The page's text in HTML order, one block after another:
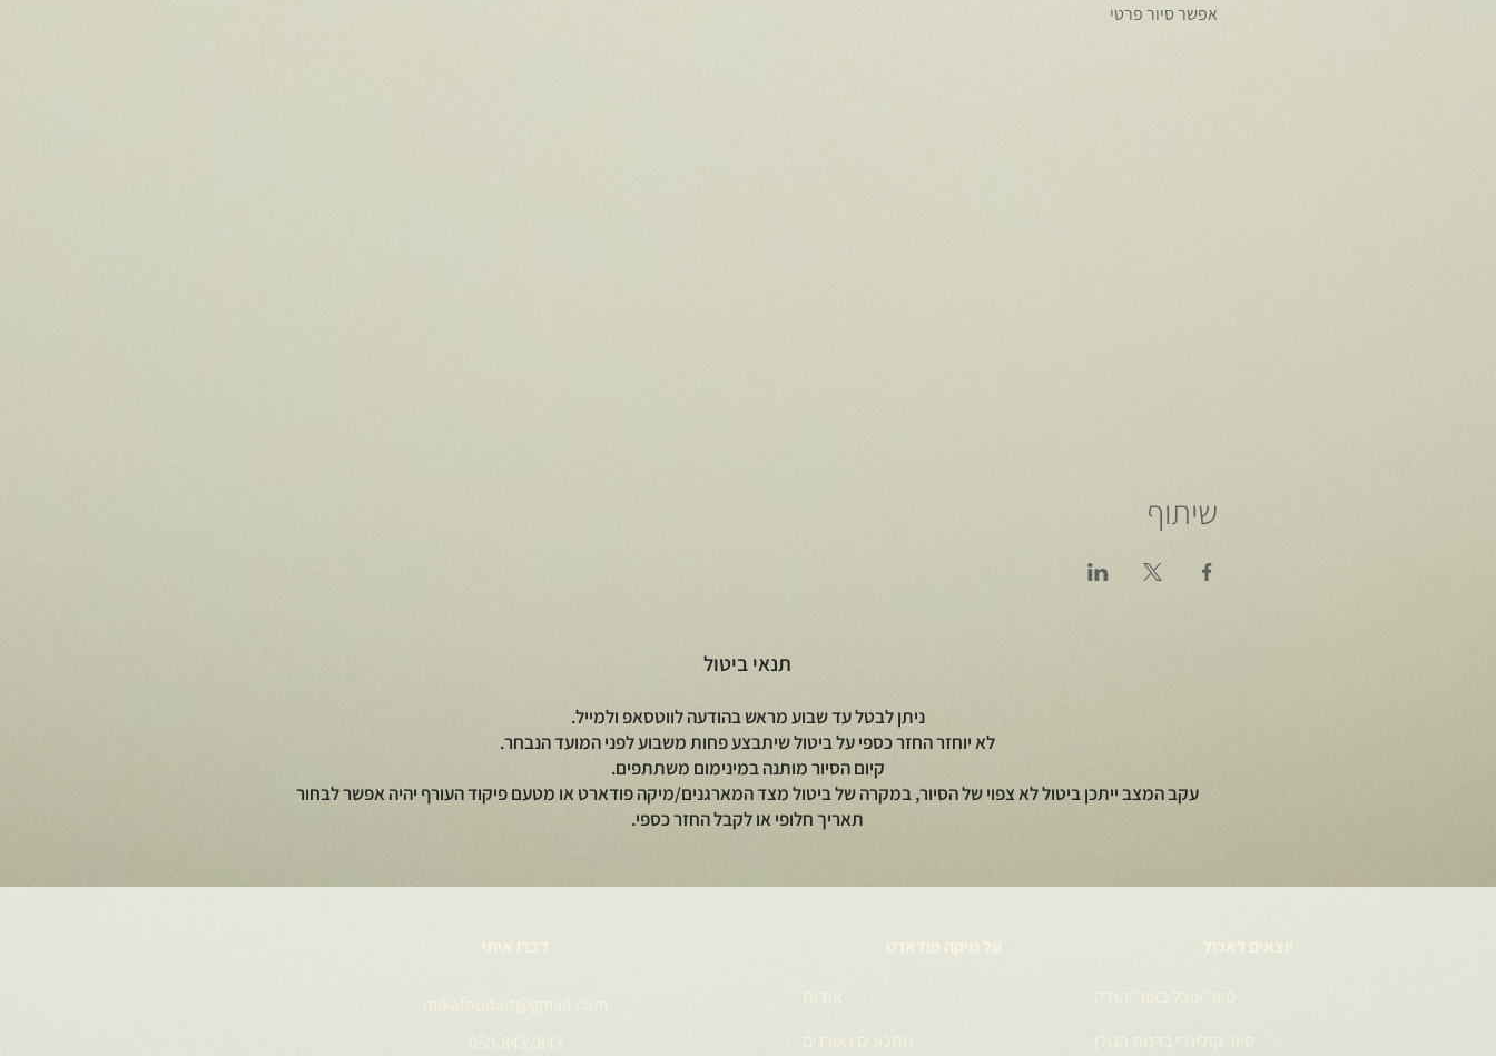
אפשר סיור פרטי
שיתוף
תנאי ביטול
ניתן לבטל עד שבוע מראש בהודעה לווטסאפ ולמייל.
לא יוחזר החזר כספי על ביטול שיתבצע פחות משבוע לפני המועד הנבחר.
קיום הסיור מותנה במינימום משתתפים.
עקב המצב ייתכן ביטול לא צפוי של הסיור, במקרה של ביטול מצד המארגנים/מיקה פודארט או מטעם פיקוד העורף יהיה אפשר לבחור
תאריך חלופי או לקבל החזר כספי.